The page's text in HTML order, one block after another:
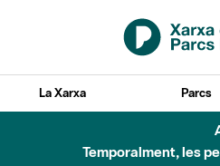
Salta al contingut principal
La Xarxa Parcs
Temporalment, les